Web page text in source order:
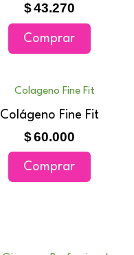
$43.270
Comprar
Colágeno Fine Fit
$60.000
Comprar